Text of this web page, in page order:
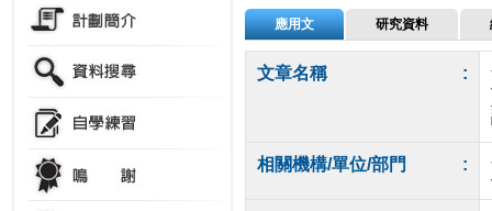
應用文 研究資料
文章名稱 :
相關機構/單位/部門 :